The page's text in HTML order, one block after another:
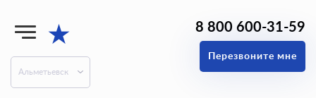
★
Альметьевск
8 800 600-31-59
Перезвоните мне